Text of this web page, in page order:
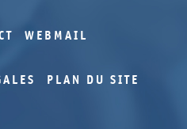
WEBMAIL
PLAN DU SITE